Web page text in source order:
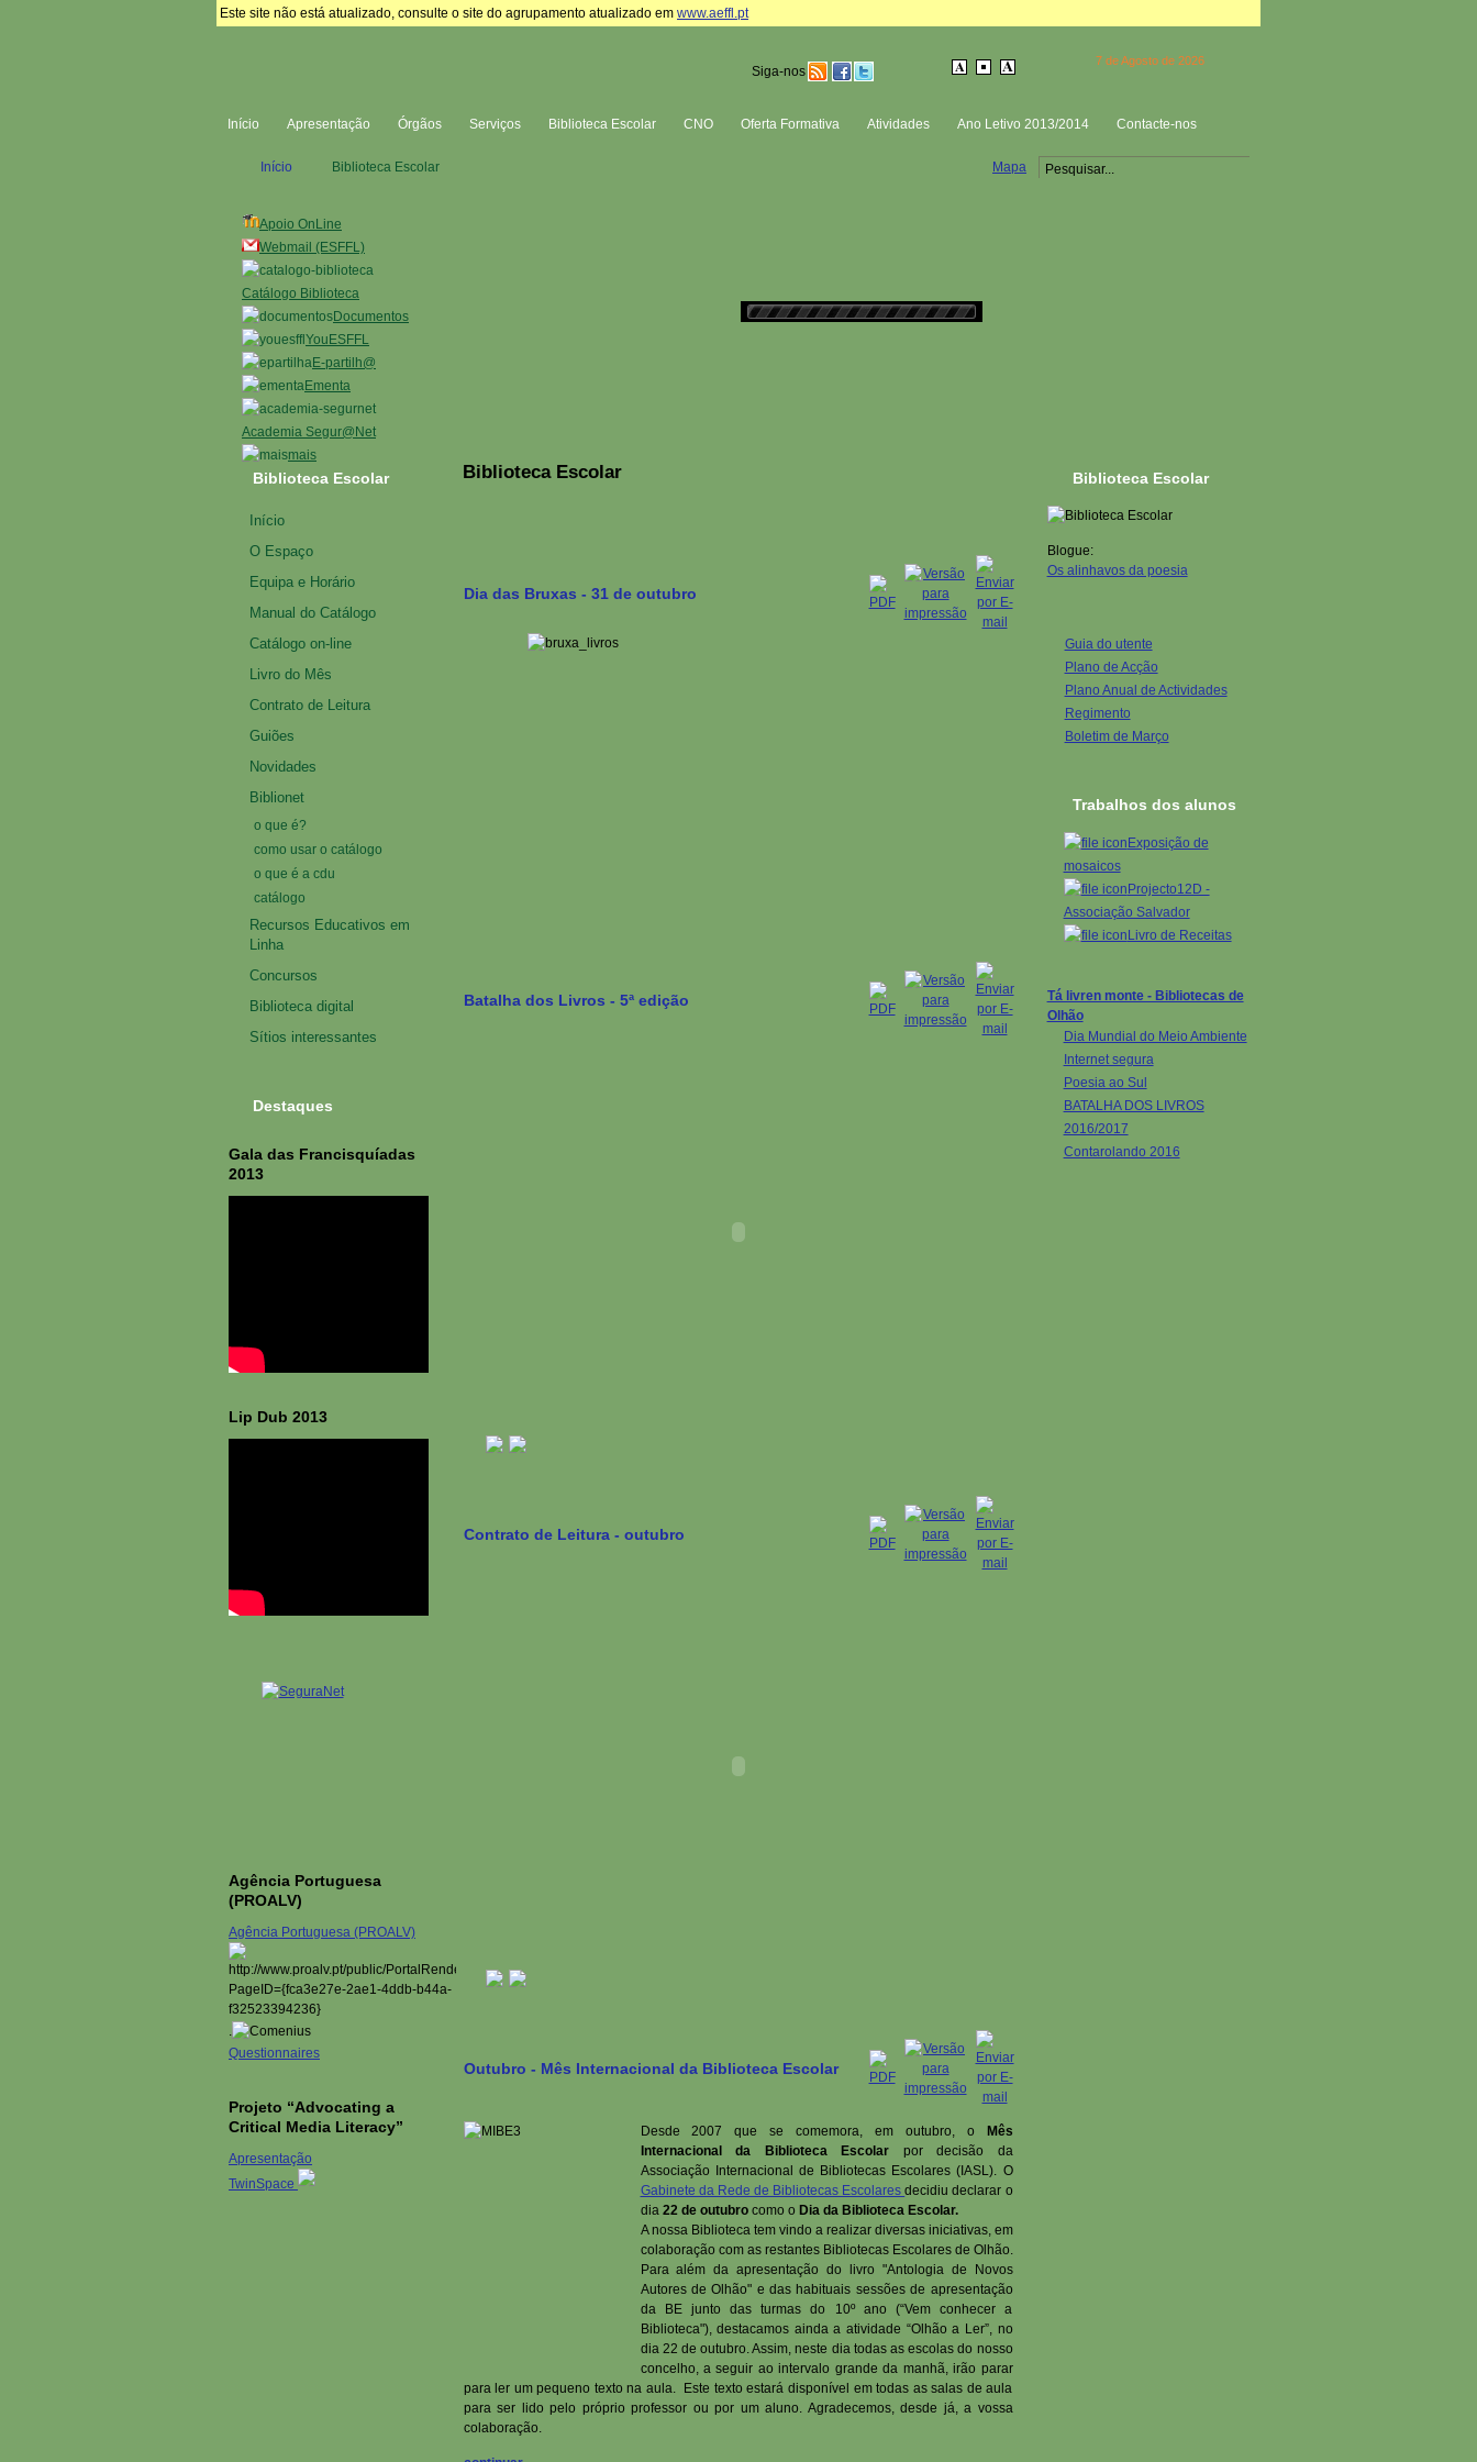
Este site não está atualizado, consulte o site do agrupamento atualizado em www.aeffl.pt
Siga-nos
7 de Agosto de 2026
Início Apresentação Órgãos Serviços Biblioteca Escolar CNO Oferta Formativa Atividades Ano Letivo 2013/2014 Contacte-nos
Apoio OnLine
Webmail (ESFFL)
Catálogo Biblioteca
Documentos
YouESFFL
E-partilh@
Ementa
Academia Segur@Net
mais
Mapa
Início Biblioteca Escolar
Biblioteca Escolar
Dia das Bruxas - 31 de outubro
Batalha dos Livros - 5ª edição
Contrato de Leitura - outubro
Outubro - Mês Internacional da Biblioteca Escolar
Desde 2007 que se comemora, em outubro, o
Mês
Internacional da Biblioteca Escolar por decisão da
Associação Internacional de Bibliotecas Escolares (IASL). O
Gabinete da Rede de Bibliotecas Escolaresdecidiu declarar o
dia 22 de outubro como o Dia da Biblioteca Escolar.
A nossa Biblioteca tem vindo a realizar diversas iniciativas, em
colaboração com as restantes Bibliotecas Escolares de Olhão.
Para além da apresentação do livro "Antologia de Novos
Autores de Olhão" e das habituais sessões de apresentação
da BE junto das turmas do 10º ano (“Vem conhecer a
Biblioteca"), destacamos ainda a atividade “Olhão a Ler”, no
dia 22 de outubro. Assim, neste dia todas as escolas do nosso
concelho, a seguir ao intervalo grande da manhã, irão parar
para ler um pequeno texto na aula. Este texto estará disponível em todas as salas de aula
para ser lido pelo próprio professor ou por um aluno. Agradecemos, desde já, a vossa
colaboração.
Biblioteca Escolar
Blogue:
Os alinhavos da poesia
Guia do utente
Plano de Acção
Plano Anual de Actividades
Regimento
Boletim de Março
Trabalhos dos alunos
Exposição de
mosaicos
Projecto12D -
Associação Salvador
Livro de Receitas
Tá livren monte - Bibliotecas de
Olhão
Dia Mundial do Meio Ambiente
Internet segura
Poesia ao Sul
BATALHA DOS LIVROS
2016/2017
Contarolando 2016
Biblioteca Escolar
Início
O Espaço
Equipa e Horário
Manual do Catálogo
Catálogo on-line
Livro do Mês
Contrato de Leitura
Guiões
Novidades
Biblionet
o que é?
como usar o catálogo
o que é a cdu
catálogo
Recursos Educativos em
Linha
Concursos
Biblioteca digital
Sítios interessantes
Destaques
Gala das Francisquíadas
2013
Lip Dub 2013
Agência Portuguesa
(PROALV)
Agência Portuguesa (PROALV)
.
Questionnaires
Projeto “Advocating a
Critical Media Literacy”
Apresentação
TwinSpace